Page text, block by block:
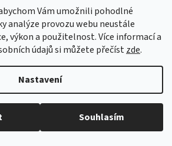
Vám umožnili pohodlné
analýze provozu webu neustále
výkon a použitelnost. Více informací a
údajů si můžete přečístzde.
Nastavení
Souhlasím
COLDPLAY - Everyday Life
(LP)
1 - 3 týdny